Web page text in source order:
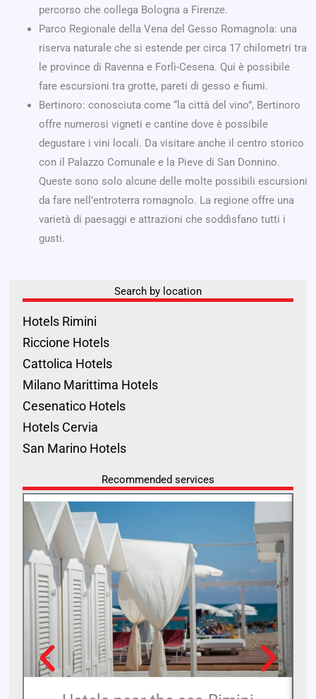
percorso che collega Bologna a Firenze.
Parco Regionale della Vena del Gesso Romagnola: una
riserva naturale che si estende per circa 17 chilometri tra
le province di Ravenna e Forlì-Cesena. Qui è possibile
fare escursioni tra grotte, pareti di gesso e fiumi.
Bertinoro: conosciuta come “la città del vino”, Bertinoro
offre numerosi vigneti e cantine dove è possibile
degustare i vini locali. Da visitare anche il centro storico
con il Palazzo Comunale e la Pieve di San Donnino.
Queste sono solo alcune delle molte possibili escursioni
da fare nell’entroterra romagnolo. La regione offre una
varietà di paesaggi e attrazioni che soddisfano tutti i
gusti.
Search by location
Hotels Rimini
Riccione Hotels
Cattolica Hotels
Milano Marittima Hotels
Cesenatico Hotels
Hotels Cervia
San Marino Hotels
Recommended services